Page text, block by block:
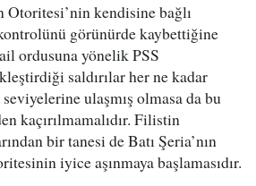
kendisine bağlı
görünürde kaybettiğine
ordusuna yönelik PSS
saldırılar her ne kadar
ulaşmış olmasa da bu
kaçırılmamalıdır. Filistin
bir tanesi de Batı Şeria’nın
iyice aşınmaya başlamasıdır.